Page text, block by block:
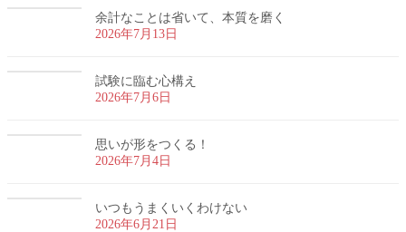
余計なことは省いて、本質を磨く
2026年7月13日
試験に臨む心構え
2026年7月6日
思いが形をつくる！
2026年7月4日
いつもうまくいくわけない
2026年6月21日